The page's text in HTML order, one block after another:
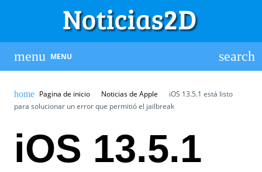
MENU
Pagina de inicio Noticias de Apple
iOS 13.5.1 está listo
para solucionar un error que permitió el jailbreak
iOS 13.5.1